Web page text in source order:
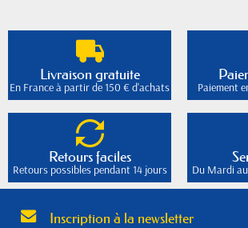
Livraison gratuite
En France à partir de 150 € d'achats Paiement
Retours faciles
Retours possibles pendant 14 jours Du Mardi
Inscription à la newsletter